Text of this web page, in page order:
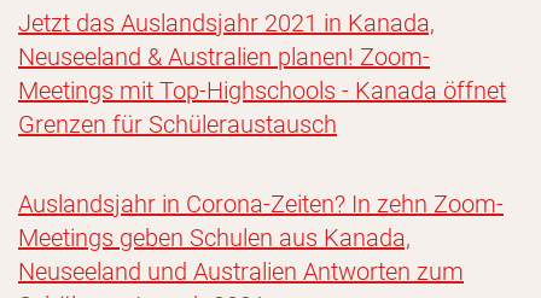
Jetzt das Auslandsjahr 2021 in Kanada,
Neuseeland & Australien planen! Zoom-
Meetings mit Top-Highschools - Kanada öffnet
Grenzen für Schüleraustausch
Auslandsjahr in Corona-Zeiten? In zehn Zoom-
Meetings geben Schulen aus Kanada,
Neuseeland und Australien Antworten zum